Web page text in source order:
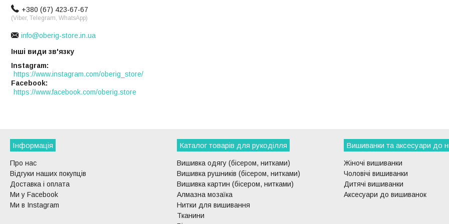
+380 (67) 423-67-67
(Viber, Telegram, WhatsApp)
info@oberig-store.in.ua
Інші види зв'язку
Instagram
https://www.instagram.com/oberig_store/
Facebook
https://www.facebook.com/oberig.store
Інформація
Про нас
Відгуки наших покупців
Доставка і оплата
Ми у Facebook
Ми в Instagram
Каталог товарів для рукоділля
Вишивка одягу (бісером, нитками)
Вишивка рушників (бісером, нитками)
Вишивка картин (бісером, нитками)
Алмазна мозаїка
Нитки для вишивання
Тканини
Вишиванки та аксесуари до
Жіночі вишиванки
Чоловічі вишиванки
Дитячі вишиванки
Аксесуари до вишиванок